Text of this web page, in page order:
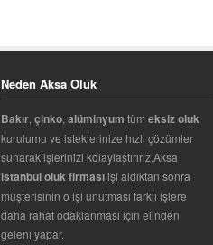
Neden Aksa Oluk
Bakır, çinko, alüminyum tüm eksiz oluk
kurulumu ve isteklerinize hızlı çözümler
sunarak işlerinizi kolaylaştırırız.Aksa
istanbul oluk firmasıişi aldıktan sonra
müşterisinin o işi unutması farklı işlere
daha rahat odaklanması için elinden
geleni yapar.